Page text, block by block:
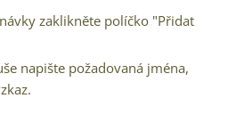
zaklikněte políčko "Přidat
napište požadovaná jména,